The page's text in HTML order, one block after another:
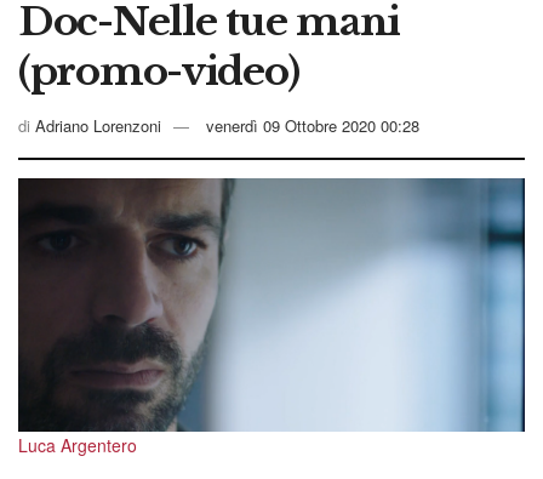
Doc-Nelle tue mani
(promo-video)
di Adriano Lorenzoni venerdì 09 Ottobre 2020 00:28
Luca Argentero